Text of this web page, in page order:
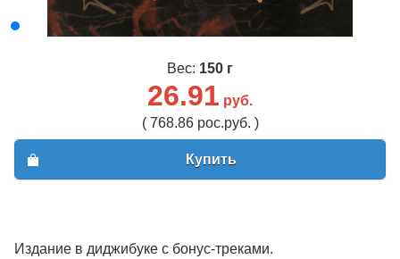
Вес: 150 г
26.91 руб.
( 768.86 рос.руб. )
Купить
Издание в диджибуке с бонус-треками.